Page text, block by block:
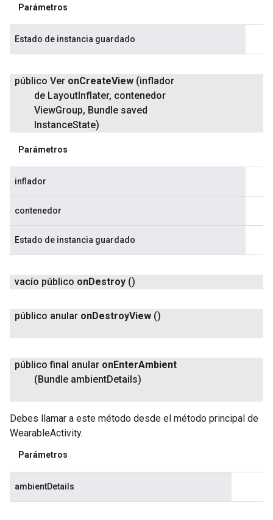
Parámetros
Estado de instancia guardado
público Ver onCreateView (inflador
de Layout Inflater, contenedor
ViewGroup, Bundle saved
InstanceState)
Parámetros
inflador
contenedor
Estado de instancia guardado
vacío público onDestroy ()
público anular onDestroyView ()
público final anular onEnterAmbient
(Bundle ambientDetails)
Debes llamar a este método desde el método principal de
WearableActivity.
Parámetros
ambientDetails